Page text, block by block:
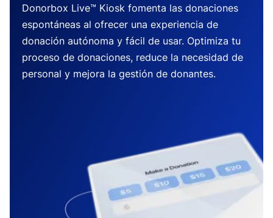
Donorbox Live™ Kiosk fomenta las donaciones
espontáneas al ofrecer una experiencia de
donación autónoma y fácil de usar. Optimiza tu
proceso de donaciones, reduce la necesidad de
personal y mejora la gestión de donantes.